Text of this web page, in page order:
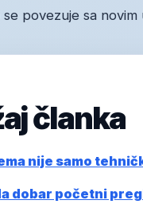
povezuje sa novim
članka
nije samo
dobar početni